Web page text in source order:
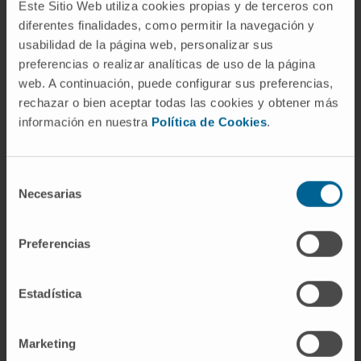
Este Sitio Web utiliza cookies propias y de terceros con
diferentes finalidades, como permitir la navegación y
usabilidad de la página web, personalizar sus
preferencias o realizar analíticas de uso de la página
web. A continuación, puede configurar sus preferencias,
rechazar o bien aceptar todas las cookies y obtener más
información en nuestra Política de Cookies.
Necesarias
Preferencias
Estadística
Marketing
departamento de fisioterapia de la
Universidad Europea de Madrid.
Directora del curso de Fundamentos de
Fisioterapia Vestibular organizado en la
Clínica.
Docente en el máster de Fisioterapia
Escuela Universitaria de Salud y Deporte,
Gerona.
Em pesquisa
Ha participado tres congresos nacionales
comunicaciones orales en congresos tanto